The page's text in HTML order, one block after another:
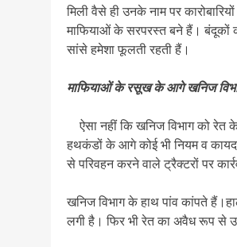
मिली वैसे ही उनके नाम पर
माफियाओं के सरपरस्त बने हैं। बंदूकों
सांसे हमेशा फूलती रहती हैं।
माफियाओं के रसूख के आगे खनिज
ऐसा नहीं कि खनिज विभाग को रेत
हथकंडों के आगे कोई भी नियम व
से परिवहन करने वाले ट्रैक्टरों पर
खनिज विभाग के हाथ पांव कांपते
लगी है। फिर भी रेत का अवैध रूप से